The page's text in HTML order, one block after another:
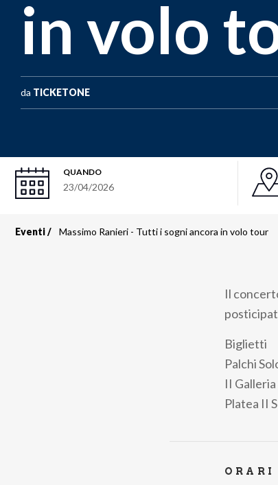
in volo
da TICKETONE
QUANDO
23/04/2026
Eventi Massimo Ranieri - Tutti i sogni ancora in volo tour
Il
Biglietti
Palchi
II Galleria
Platea II
ORARI